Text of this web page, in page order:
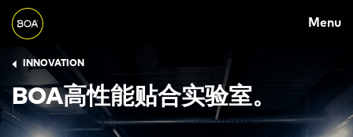
Skip to main content
N
N
Menu
Begin main content
B
R
E
INNOVATION
BOA高性能贴合实验室。